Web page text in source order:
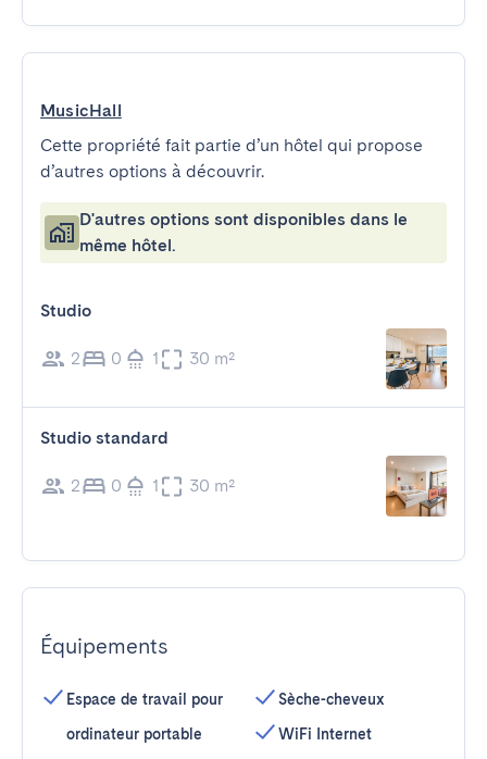
MusicHall
Cette propriété fait partie d’un hôtel qui propose
d’autres options à découvrir.
D'autres options sont disponibles dans le
même hôtel.
Studio
2 0 1 30 m²
Studio standard
2 0 1 30 m²
Équipements
Espace de travail pour
ordinateur portable
Sèche-cheveux
WiFi Internet